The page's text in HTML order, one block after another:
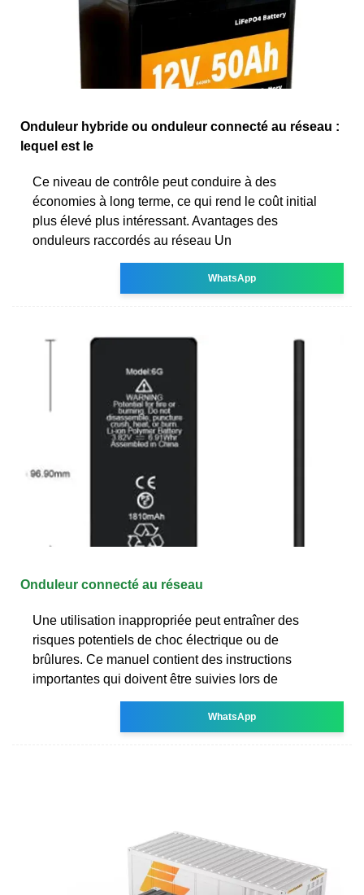
Onduleur hybride ou onduleur connecté au réseau :
lequel est le
Ce niveau de contrôle peut conduire à des
économies à long terme, ce qui rend le coût initial
plus élevé plus intéressant. Avantages des
onduleurs raccordés au réseau Un
WhatsApp
Onduleur connecté au réseau
Une utilisation inappropriée peut entraîner des
risques potentiels de choc électrique ou de
brûlures. Ce manuel contient des instructions
importantes qui doivent être suivies lors de
WhatsApp